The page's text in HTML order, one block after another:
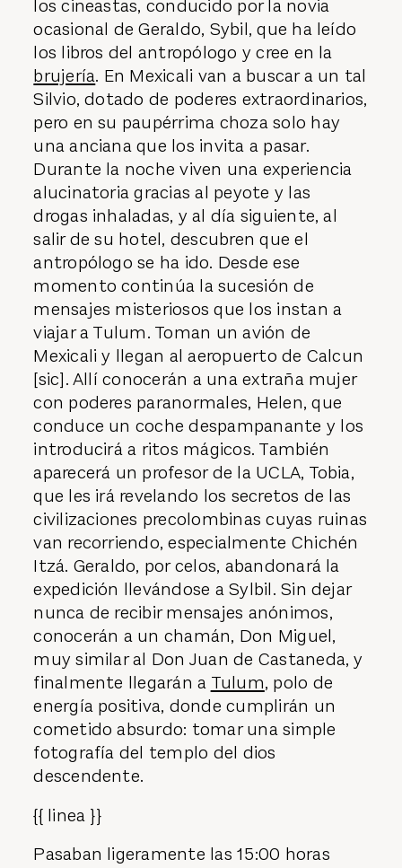
los cineastas, conducido por la novia
ocasional de Geraldo, Sybil, que ha leído
los libros del antropólogo y cree en la
brujería. En Mexicali van a buscar a un tal
Silvio, dotado de poderes extraordinarios,
pero en su paupérrima choza solo hay
una anciana que los invita a pasar.
Durante la noche viven una experiencia
alucinatoria gracias al peyote y las
drogas inhaladas, y al día siguiente, al
salir de su hotel, descubren que el
antropólogo se ha ido. Desde ese
momento continúa la sucesión de
mensajes misteriosos que los instan a
viajar a Tulum. Toman un avión de
Mexicali y llegan al aeropuerto de Calcun
[sic]. Allí conocerán a una extraña mujer
con poderes paranormales, Helen, que
conduce un coche despampanante y los
introducirá a ritos mágicos. También
aparecerá un profesor de la UCLA, Tobia,
que les irá revelando los secretos de las
civilizaciones precolombinas cuyas ruinas
van recorriendo, especialmente Chichén
Itzá. Geraldo, por celos, abandonará la
expedición llevándose a Sylbil. Sin dejar
nunca de recibir mensajes anónimos,
conocerán a un chamán, Don Miguel,
muy similar al Don Juan de Castaneda, y
finalmente llegarán a Tulum, polo de
energía positiva, donde cumplirán un
cometido absurdo: tomar una simple
fotografía del templo del dios
descendente.
{{ linea }}
Pasaban ligeramente las 15:00 horas